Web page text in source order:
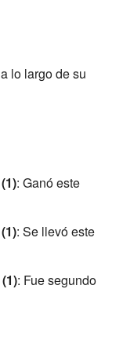
lo largo de su
(1): Ganó este
(1): Se llevó este
(1): Fue segundo